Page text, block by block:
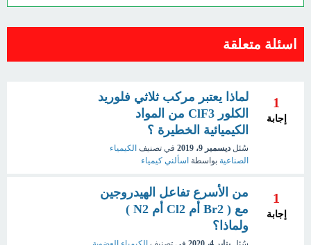
اسئلة متعلقة
1
إجابة
لماذا يعتبر مركب ثلاثي فلوريد
الكلور ClF3 من المواد
الكيميائية الخطيرة ؟
سُئل ديسمبر 9، 2019 في تصنيف الكيمياء
الصناعية بواسطة اسألني كيمياء
1
إجابة
من الأسرع تفاعل الهيدروجين
مع ( Br2 أم Cl2 أم N2 )
ولماذا؟